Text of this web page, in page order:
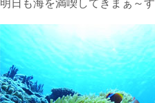
明日も海を満喫してきまぁ～す